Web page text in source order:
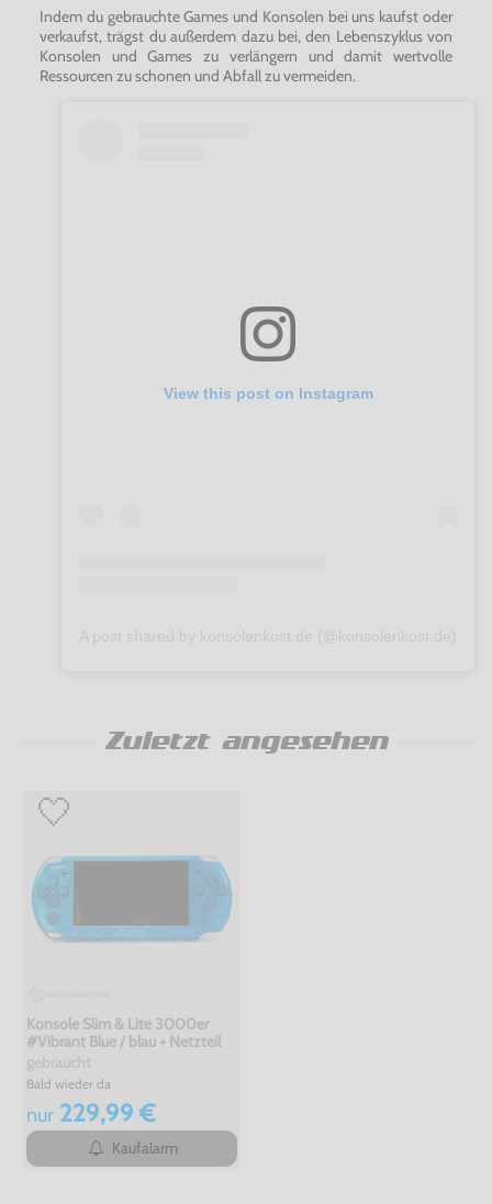
Indem du gebrauchte Games und Konsolen bei uns kaufst oder
verkaufst, trägst du außerdem dazu bei, den Lebenszyklus von
Konsolen und Games zu verlängern und damit wertvolle
Ressourcen zu schonen und Abfall zu vermeiden.
View this post on Instagram
Zuletzt angesehen
Konsole Slim & Lite 3000er
#Vibrant Blue / blau + Netzteil
Bald wieder da
nur229,99 €
Kaufalarm